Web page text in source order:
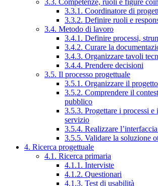
3.3. Competenze, ruoli e figure
3.3.1. Coordinatore di
3.3.2. Definire ruoli e
3.4. Metodo di lavoro
3.4.1. Definire processi,
3.4.2. Curare la
3.4.3. Organizzare tavoli
3.4.4. Prendere decisioni
3.5. Il processo progettuale
3.5.1. Organizzare il
3.5.2. Comprendere il
pubblico
3.5.3. Progettare i processi e i
servizio
3.5.4. Realizzare
3.5.5. Validare la soluzione
4. Ricerca progettuale
4.1. Ricerca primaria
4.1.1. Interviste
4.1.2. Questionari
4.1.3. Test di usabilità